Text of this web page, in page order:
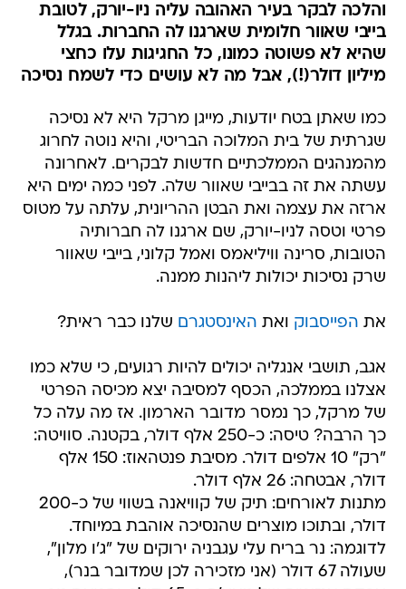
והלכה לבקר בעיר האהובה עליה ניו-יורק, לטובת
בייבי שאוור חלומית שארגנו לה החברות. בגלל
שהיא לא פשוטה כמונו, כל החגיגות עלו כחצי
מיליון דולר(!), אבל מה לא עושים כדי לשמח נסיכה
כמו שאתן בטח יודעות, מייגן מרקל היא לא נסיכה
שגרתית של בית המלוכה הבריטי, והיא נוטה לחרוג
מהמנהגים הממלכתיים חדשות לבקרים. לאחרונה
עשתה את זה בבייבי שאוור שלה. לפני כמה ימים היא
ארזה את עצמה ואת הבטן ההריונית, עלתה על מטוס
פרטי וטסה לניו-יורק, שם ארגנו לה חברותיה
הטובות, סרינה וויליאמס ואמל קלוני, בייבי שאוור
שרק נסיכות יכולות ליהנות ממנה.
את הפייסבוק ואת האינסטגרם שלנו כבר ראית?
אגב, תושבי אנגליה יכולים להיות רגועים, כי שלא כמו
אצלנו בממלכה, הכסף למסיבה יצא מכיסה הפרטי
של מרקל, כך נמסר מדובר הארמון. אז מה עלה כל
כך הרבה? טיסה: כ-250 אלף דולר, בקטנה. סוויטה:
"רק" 10 אלפים דולר. מסיבת פנטהאוז: 150 אלף
דולר, אבטחה: 26 אלף דולר.
מתנות לאורחים: תיק של קוויאנה בשווי של כ-200
דולר, ובתוכו מוצרים שהנסיכה אוהבת במיוחד.
לדוגמה: נר בריח עלי עגבניה ירוקים של "ג'ו מלון",
שעולה 67 דולר (אני מזכירה לכן שמדובר בנר),